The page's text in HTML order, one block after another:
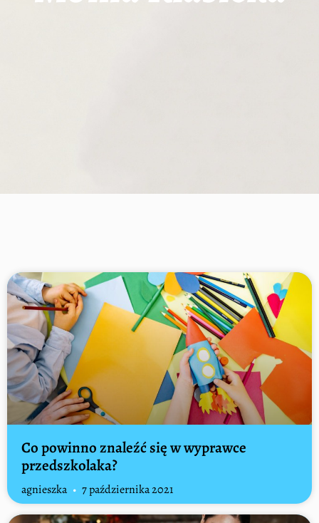
Co powinno znaleźć się w wyprawce
przedszkolaka?
agnieszka 7 października 2021